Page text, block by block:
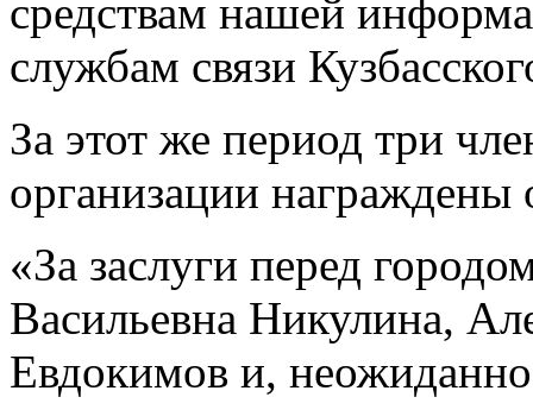
средствам нашей
службам связи
За этот же период три
организации
«За заслуги перед
Васильевна Никулина,
Евдокимов и,